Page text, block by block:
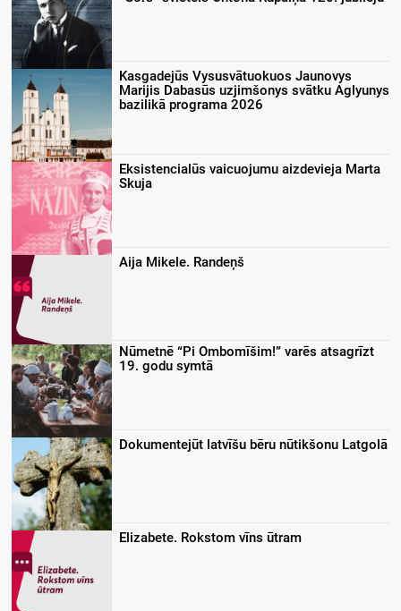
Kasgadejūs Vysusvātuokuos Jaunovys
Marijis Dabasūs uzjimšonys svātku Aglyunys
bazilikā programa 2026
Eksistencialūs vaicuojumu aizdevieja Marta
Skuja
Aija Mikele. Randeņš
Nūmetnē “Pi Ombomīšim!” varēs atsagrīzt
19. godu symtā
Dokumentejūt latvīšu bēru nūtikšonu Latgolā
Elizabete. Rokstom vīns ūtram